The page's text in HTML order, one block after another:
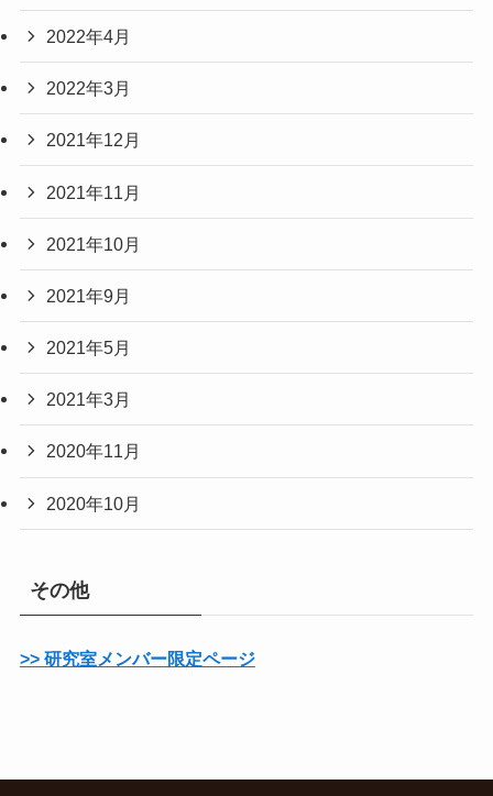
2022年4月
2022年3月
2021年12月
2021年11月
2021年10月
2021年9月
2021年5月
2021年3月
2020年11月
2020年10月
その他
>> 研究室メンバー限定ページ